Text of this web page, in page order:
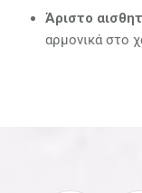
Άριστο
αρμονικά στο